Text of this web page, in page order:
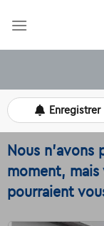
Enregistrer
Nous n'avons
moment,
pourraient